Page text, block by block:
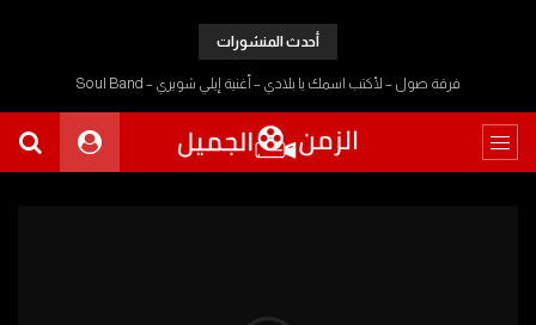
أحدث المنشورات
فرقة صول – لأكتب اسمك يا بلادي – أغنية إيلي شويري – Soul Band